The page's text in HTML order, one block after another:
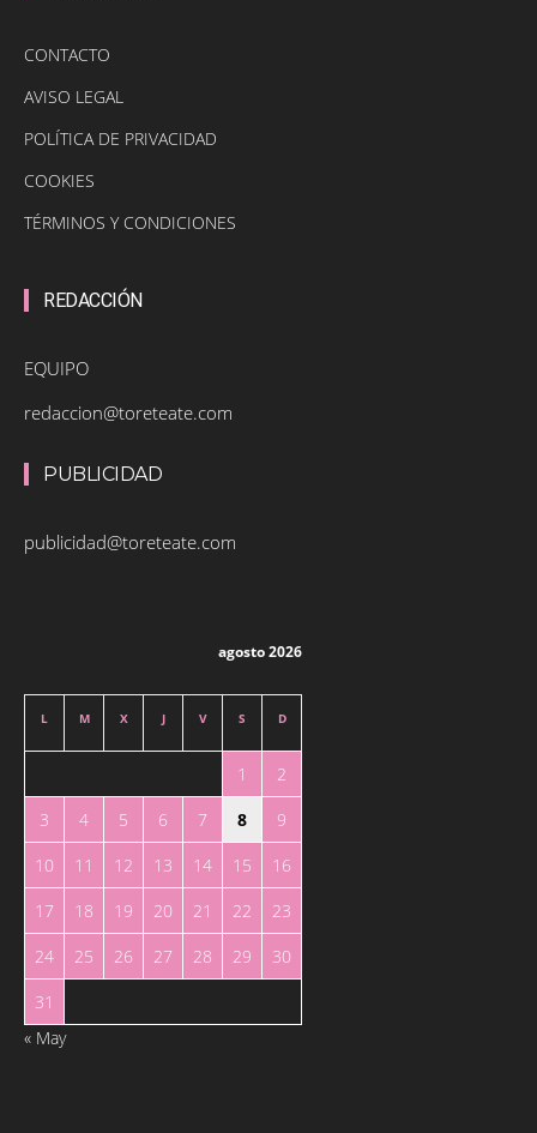
CONTACTO
AVISO LEGAL
POLÍTICA DE PRIVACIDAD
COOKIES
TÉRMINOS Y CONDICIONES
REDACCIÓN
EQUIPO
redaccion@toreteate.com
PUBLICIDAD
publicidad@toreteate.com
agosto 2026
L M X J V S D
1
2
3
4 5 6 7 8
9
10
11 12 13 14 15
16
17
18 19 20 21 22
23
24
25 26 27 28 29
30
31
« May